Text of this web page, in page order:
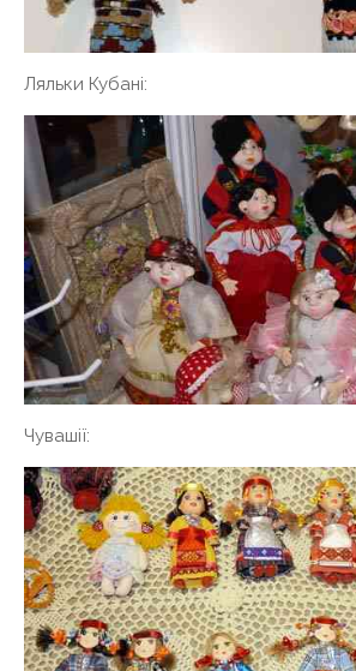
Ляльки Кубані:
Чувашії: